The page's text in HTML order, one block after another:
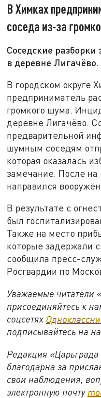
В Химках
соседа из-за
Соседские разборки
в деревне Лигачёво.
В городском округе
предприниматель
громкого шума.
деревне Лигачёво.
предварительной
шумным соседям
которая оказалась
замечание. После на
направился
В результате с
был
Также на место
которые задержали
сообщила пресс-
Росгвардии по
Уважаемые читатели
присоединяйтесь к
соцсетях
подписывайтесь на
Редакция
благодарна за
свои наблюдения,
электронную почту